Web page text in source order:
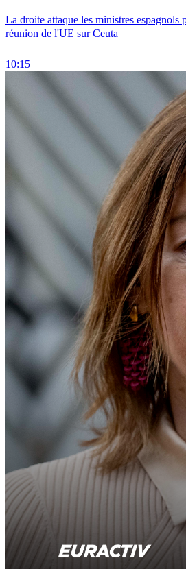
La droite attaque les ministres espagnols
réunion de l'UE sur Ceuta
10:15